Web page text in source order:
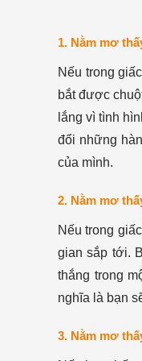
1. Nằm mơ
Nếu trong
bắt được
lắng vì tình
đổi những
của mình.
2. Nằm mơ
Nếu trong
gian sắp tới.
thắng trong
nghĩa là bạn
3. Nằm mơ